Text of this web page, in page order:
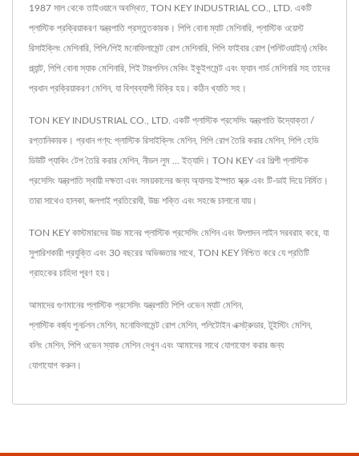
1987 সাল থেকে তাইওয়ানে অবস্থিত, TON KEY INDUSTRIAL CO., LTD. একটি
প্লাস্টিক প্রক্রিয়াকরণ যন্ত্রপাতি প্রস্তুতকারক। পিপি বোনা ম্যাট মেশিনারি, প্লাস্টিক ওয়েস্ট
রিসাইক্লিং মেশিনারি, পিপি/পিই মনোফিলামেন্ট রোপ মেশিনারি, পিপি ফাইবার রোপ (পলিটওয়াইন) মেকিং
প্ল্যান্ট, পিপি বোনা স্যাক মেশিনারি, পিই টারপলিন মেকিং ইকুইপমেন্ট এবং ফ্যান গার্ড মেশিনারি সহ তাদের
প্রধান প্রক্রিয়াকরণ মেশিন, যা বিশ্বব্যাপী বিক্রি হয়। কঠিন খ্যাতি সহ।
TON KEY INDUSTRIAL CO., LTD. একটি প্লাস্টিক প্রসেসিং যন্ত্রপাতি উদ্যোক্তা /
রপ্তানিকারক। প্রধান পণ্য: প্লাস্টিক রিসাইক্লিং মেশিন, পিপি রোপ তৈরি করার মেশিন, পিপি হেভি
ডিউটি প্যাকিং টেপ তৈরি করার মেশিন, নীডল লুম ... ইত্যাদি। TON KEY এর শিল্পী প্লাস্টিক
প্রসেসিং যন্ত্রপাতি স্থায়ী দক্ষতা এবং সময়কালের জন্য অ্যালয় ইস্পাত স্ক্রু এবং টি-ডাই দিয়ে নির্মিত।
তারা সাথেও হালকা, জলপাই প্রতিরোধী, উচ্চ শক্তি এবং সহজে চালানো যায়।
TON KEY কাস্টমারদের উচ্চ মানের প্লাস্টিক প্রসেসিং মেশিন এবং উৎপাদন লাইন সরবরাহ করে, যা
সুপারিশকারী প্রযুক্তি এবং 30 বছরের অভিজ্ঞতার সাথে, TON KEY নিশ্চিত করে যে প্রতিটি
গ্রাহকের চাহিদা পূরণ হয়।
আমাদের গুণমানের প্লাস্টিক প্রসেসিং যন্ত্রপাতি পিপি ওভেন ম্যাট মেশিন,
প্লাস্টিক বর্জ্য পুনর্চলন মেশিন, মনোফিলামেন্ট রোপ মেশিন, পলিটোইন এক্সট্রুডার ,টুইস্টিং মেশিন,
বলিং মেশিন, পিপি ওভেন স্যাক মেশিনদেখুন এবং আমাদের সাথে যোগাযোগ করার জন্য
যোগাযোগ করুন।